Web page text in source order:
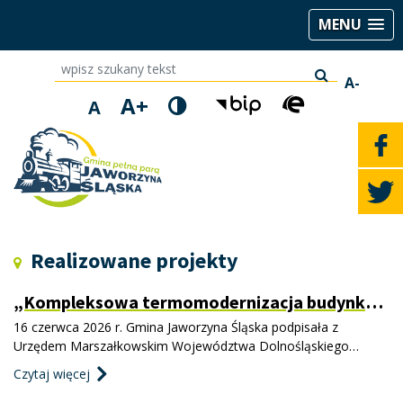
MENU
wpisz szukany tekst
A-
A A+
Realizowane projekty
„Kompleksowa termomodernizacja budynków
pełniących ważne funkcje społeczne na
terenie gminy Jaworzyna Śląska”
16 czerwca 2026 r. Gmina Jaworzyna Śląska podpisała z
Urzędem Marszałkowskim Województwa Dolnośląskiego
umowę z o dofinansowanie projektu pn. „Kompleksowa
termomodernizacja budynków pełniących ważne funkcje
Czytaj więcej